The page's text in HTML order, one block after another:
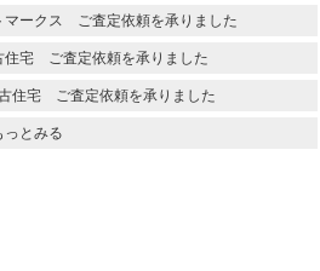
マークス ご査定依頼を承りました
宅 ご査定依頼を承りました
住宅 ご査定依頼を承りました
っとみる